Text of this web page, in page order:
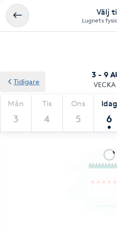
Välj
Lugnets
3 - 9
Mån
3
Tis
4
Ons
5
Idag
6
Tidigare